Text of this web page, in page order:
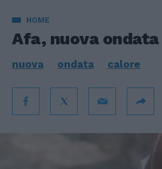
HOME
Afa, nuova
nuova ondata calore